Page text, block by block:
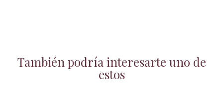
También podría interesarte uno de
estos